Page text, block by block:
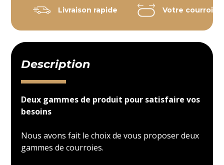
Livraison rapide Votre courroie
Description
Deux gammes de produit pour satisfaire vos
besoins
Nous avons fait le choix de vous proposer deux
gammes de courroies.